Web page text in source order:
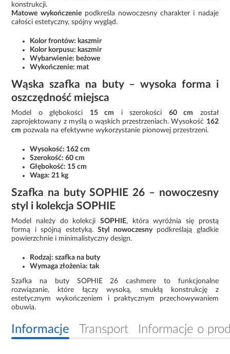
konstrukcji.
Matowe wykończeniepodkreśla nowoczesny charakter i nadaje
całości estetyczny, spójny wygląd.
Kolor frontów: kaszmir
Kolor korpusu: kaszmir
Wybarwienie: beżowe
Wykończenie: mat
Wąska szafka na buty – wysoka forma i
oszczędność miejsca
Model o głębokości 15 cm i szerokości 60 cm został
zaprojektowany z myślą o wąskich przestrzeniach. Wysokość 162
cm pozwala na efektywne wykorzystanie pionowej przestrzeni.
Wysokość: 162 cm
Szerokość: 60 cm
Głębokość: 15 cm
Waga: 21 kg
Szafka na buty SOPHIE 26 – nowoczesny
styl i kolekcja SOPHIE
Model należy do kolekcji SOPHIE, która wyróżnia się prostą
formą i spójną estetyką.Styl nowoczesnypodkreślają gładkie
powierzchnie i minimalistyczny design.
Rodzaj: szafka na buty
Wymaga złożenia: tak
Szafka na buty SOPHIE 26 cashmere to funkcjonalne
rozwiązanie, które łączy wysoką, smukłą konstrukcję z
estetycznym wykończeniem i praktycznym przechowywaniem
obuwia.
Informacje Transport Informacje o